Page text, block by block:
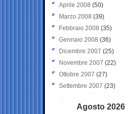
Aprile 2008 (50)
Marzo 2008 (39)
Febbraio 2008 (35)
Gennaio 2008 (36)
Dicembre 2007 (25)
Novembre 2007 (22)
Ottobre 2007 (27)
Settembre 2007 (23)
Agosto 2026